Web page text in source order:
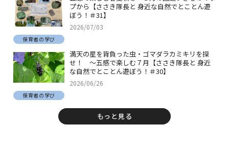
プから【ささき隊長と 身近な自然でとことん遊
ぼう！＃31】
2026/07/03
保育者の学び
満天の星を背負った虫・ゴマダラカミキリを探
せ！ ～五感で楽しむ７月【ささき隊長と 身近
な自然でとことん遊ぼう！＃30】
2026/06/26
保育者の学び
もっと見る